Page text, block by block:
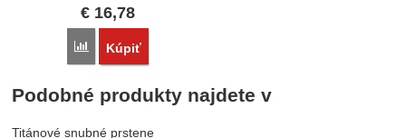
€ 16,78
Porovnať
Kúpiť
Podobné produkty najdete v
Titánové snubné prstene